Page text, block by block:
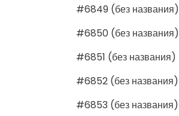
#6849 (без названия)
#6850 (без названия)
#6851 (без названия)
#6852 (без названия)
#6853 (без названия)